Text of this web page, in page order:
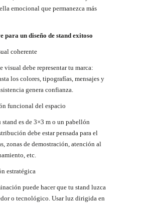
emocional que permanezca más
para un diseño de stand exitoso
coherente
visual debe representar tu marca:
los colores, tipografías, mensajes y
genera confianza.
funcional del espacio
es de 3×3 m o un pabellón
debe estar pensada para el
zonas de demostración, atención al
etc.
estratégica
puede hacer que tu stand luzca
o tecnológico. Usar luz dirigida en